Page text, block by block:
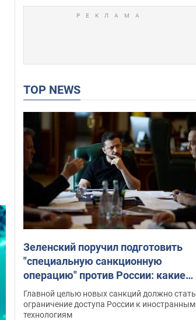
TOP NEWS
Зеленский поручил подготовить
"специальную санкционную
операцию" против России: какие
задачи поставил президент. Фото
Главной целью новых санкций должно стать
ограничение доступа России к иностранным
технологиям